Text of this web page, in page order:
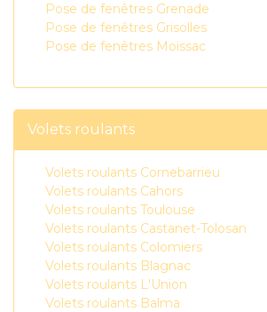
Pose de fenêtres Grenade
Pose de fenêtres Grisolles
Pose de fenêtres Moissac
Volets roulants
Volets roulants Cornebarrieu
Volets roulants Cahors
Volets roulants Toulouse
Volets roulants Castanet-Tolosan
Volets roulants Colomiers
Volets roulants Blagnac
Volets roulants L'Union
Volets roulants Balma